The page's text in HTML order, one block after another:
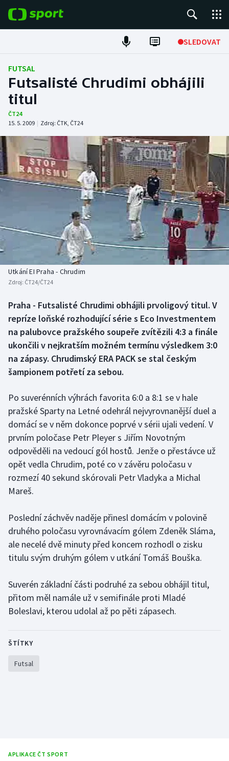
SLEDOVAT
Fotbal
Hokej
Tenis
Atletika
Cyklistika
DALŠÍ SPORTY
Americký fotbal
Baseball a softbal
Biatlon
Boby a skeleton
Box
Curling
Florbal
Futsal
Golf
Gymnastika
Jezdectví
Judo
Krasobruslení
Lezení
Plavání
NEPŘEHLÉDNĚTE
Soutěže
Historické návraty
Aplikace ČT sport
AZ kvíz
FUTSAL
Futsalisté Chrudimi obhájili
titul
ČT24
15. 5. 2009 | Zdroj: ČTK, ČT24
Utkání EI Praha - Chrudim
Zdroj: ČT24/ČT24
Praha - Futsalisté Chrudimi obhájili prvoligový titul. V
repríze loňské rozhodující série s Eco Investmentem
na palubovce pražského soupeře zvítězili 4:3 a finále
ukončili v nejkratším možném termínu výsledkem 3:0
na zápasy. Chrudimský ERA PACK se stal českým
šampionem potřetí za sebou.
Po suverénních výhrách favorita 6:0 a 8:1 se v hale
pražské Sparty na Letné odehrál nejvyrovnanější duel a
domácí se v něm dokonce poprvé v sérii ujali vedení. V
prvním poločase Petr Pleyer s Jiřím Novotným
odpověděli na vedoucí gól hostů. Jenže o přestávce už
opět vedla Chrudim, poté co v závěru poločasu v
rozmezí 40 sekund skórovali Petr Vladyka a Michal
Mareš.
Poslední záchvěv naděje přinesl domácím v polovině
druhého poločasu vyrovnávacím gólem Zdeněk Sláma,
ale necelé dvě minuty před koncem rozhodl o zisku
titulu svým druhým gólem v utkání Tomáš Bouška.
Suverén základní části podruhé za sebou obhájil titul,
přitom měl namále už v semifinále proti Mladé
Boleslavi, kterou udolal až po pěti zápasech.
ŠTÍTKY
Futsal
APLIKACE ČT SPORT